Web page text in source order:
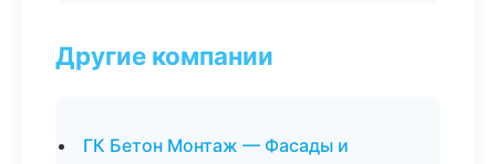
Другие компании
ГК Бетон Монтаж — Фасады и